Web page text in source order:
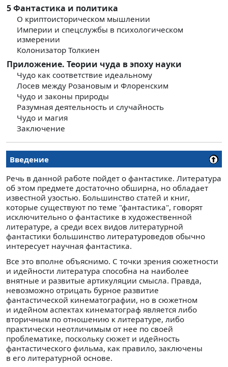
5Фантастика и политика
О криптоисторическом мышлении
Империи и спецслужбы в психологическом
измерении
Колонизатор Толкиен
Приложение. Теории чуда в эпоху науки
Чудо как соответствие идеальному
Лосев между Розановым и Флоренским
Чудо и законы природы
Разумная деятельность и случайность
Чудо и магия
Заключение
Введение
Речь в данной работе пойдет о фантастике. Литература
об этом предмете достаточно обширна, но обладает
известной узостью. Большинство статей и книг,
которые существуют по теме "фантастика", говорят
исключительно о фантастике в художественной
литературе, а среди всех видов литературной
фантастики большинство литературоведов обычно
интересует научная фантастика.
Все это вполне объяснимо. С точки зрения сюжетности
и идейности литература способна на наиболее
внятные и развитые артикуляции смысла. Правда,
невозможно отрицать бурное развитие
фантастической кинематографии, но в сюжетном
и идейном аспектах кинематограф является либо
вторичным по отношению к литературе, либо
практически неотличимым от нее по своей
проблематике, поскольку сюжет и идейность
фантастического фильма, как правило, заключены
в его литературной основе.